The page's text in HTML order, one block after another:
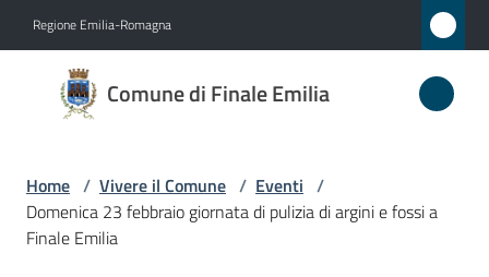
Regione Emilia-Romagna
Comune di Finale Emilia
Comune
di
Emilia
Home / Vivere il Comune / Eventi /
Domenica 23 febbraio giornata di pulizia di argini e fossi a
Finale Emilia